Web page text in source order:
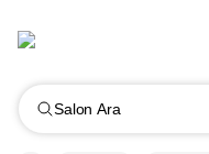
Salon Ara